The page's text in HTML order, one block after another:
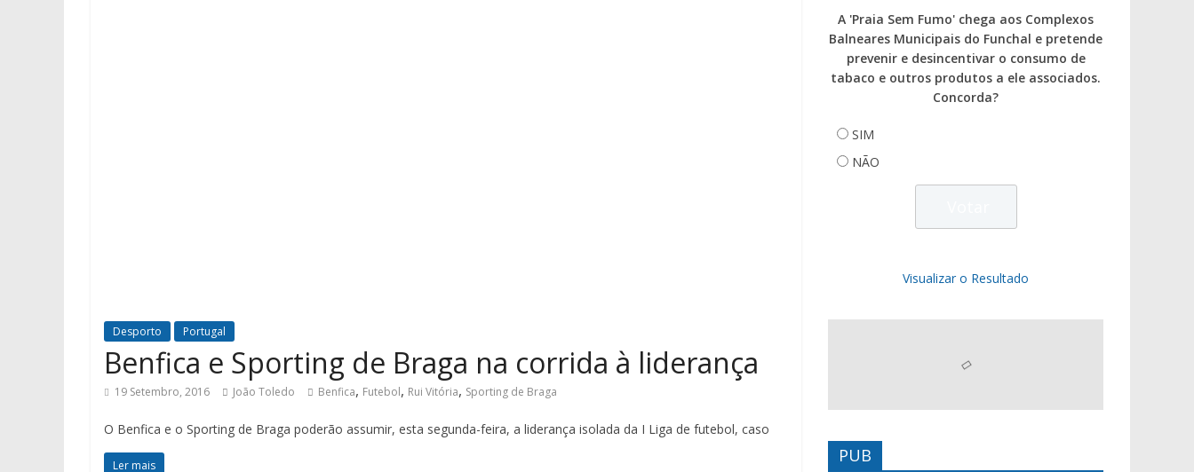
Desporto Portugal
Benfica e Sporting de Braga na corrida à liderança
19 Setembro, 2016 João Toledo Benfica, Futebol, Rui Vitória, Sporting de Braga
O Benfica e o Sporting de Braga poderão assumir, esta segunda-feira, a liderança isolada da I Liga de futebol, caso
Ler mais
A 'Praia Sem Fumo' chega aos Complexos
Balneares Municipais do Funchal e pretende
prevenir e desincentivar o consumo de
tabaco e outros produtos a ele associados.
Concorda?
SIM
NÃO
Visualizar o Resultado
PUB